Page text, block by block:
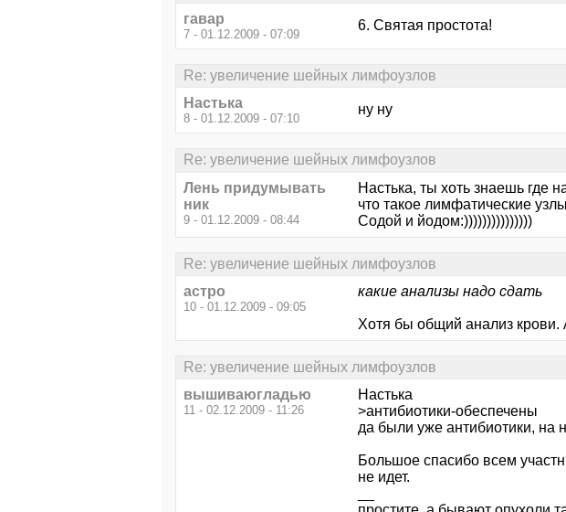
гавар
7 - 01.12.2009 - 07:09
6. Святая простота!
Re: увеличение шейных лимфоузлов
Настька
8 - 01.12.2009 - 07:10
ну ну
Re: увеличение шейных лимфоузлов
Лень придумывать
ник
9 - 01.12.2009 - 08:44
Настька, ты хоть знаешь где
что такое лимфатические
Содой и йодом:)))))))))))))))
Re: увеличение шейных лимфоузлов
астро
10 - 01.12.2009 - 09:05
какие анализы надо сдать
Хотя бы общий анализ крови.
Re: увеличение шейных лимфоузлов
вышиваюгладью
11 - 02.12.2009 - 11:26
Настька
>антибиотики-обеспечены
да были уже антибиотики, на
Большое спасибо всем
не идет.